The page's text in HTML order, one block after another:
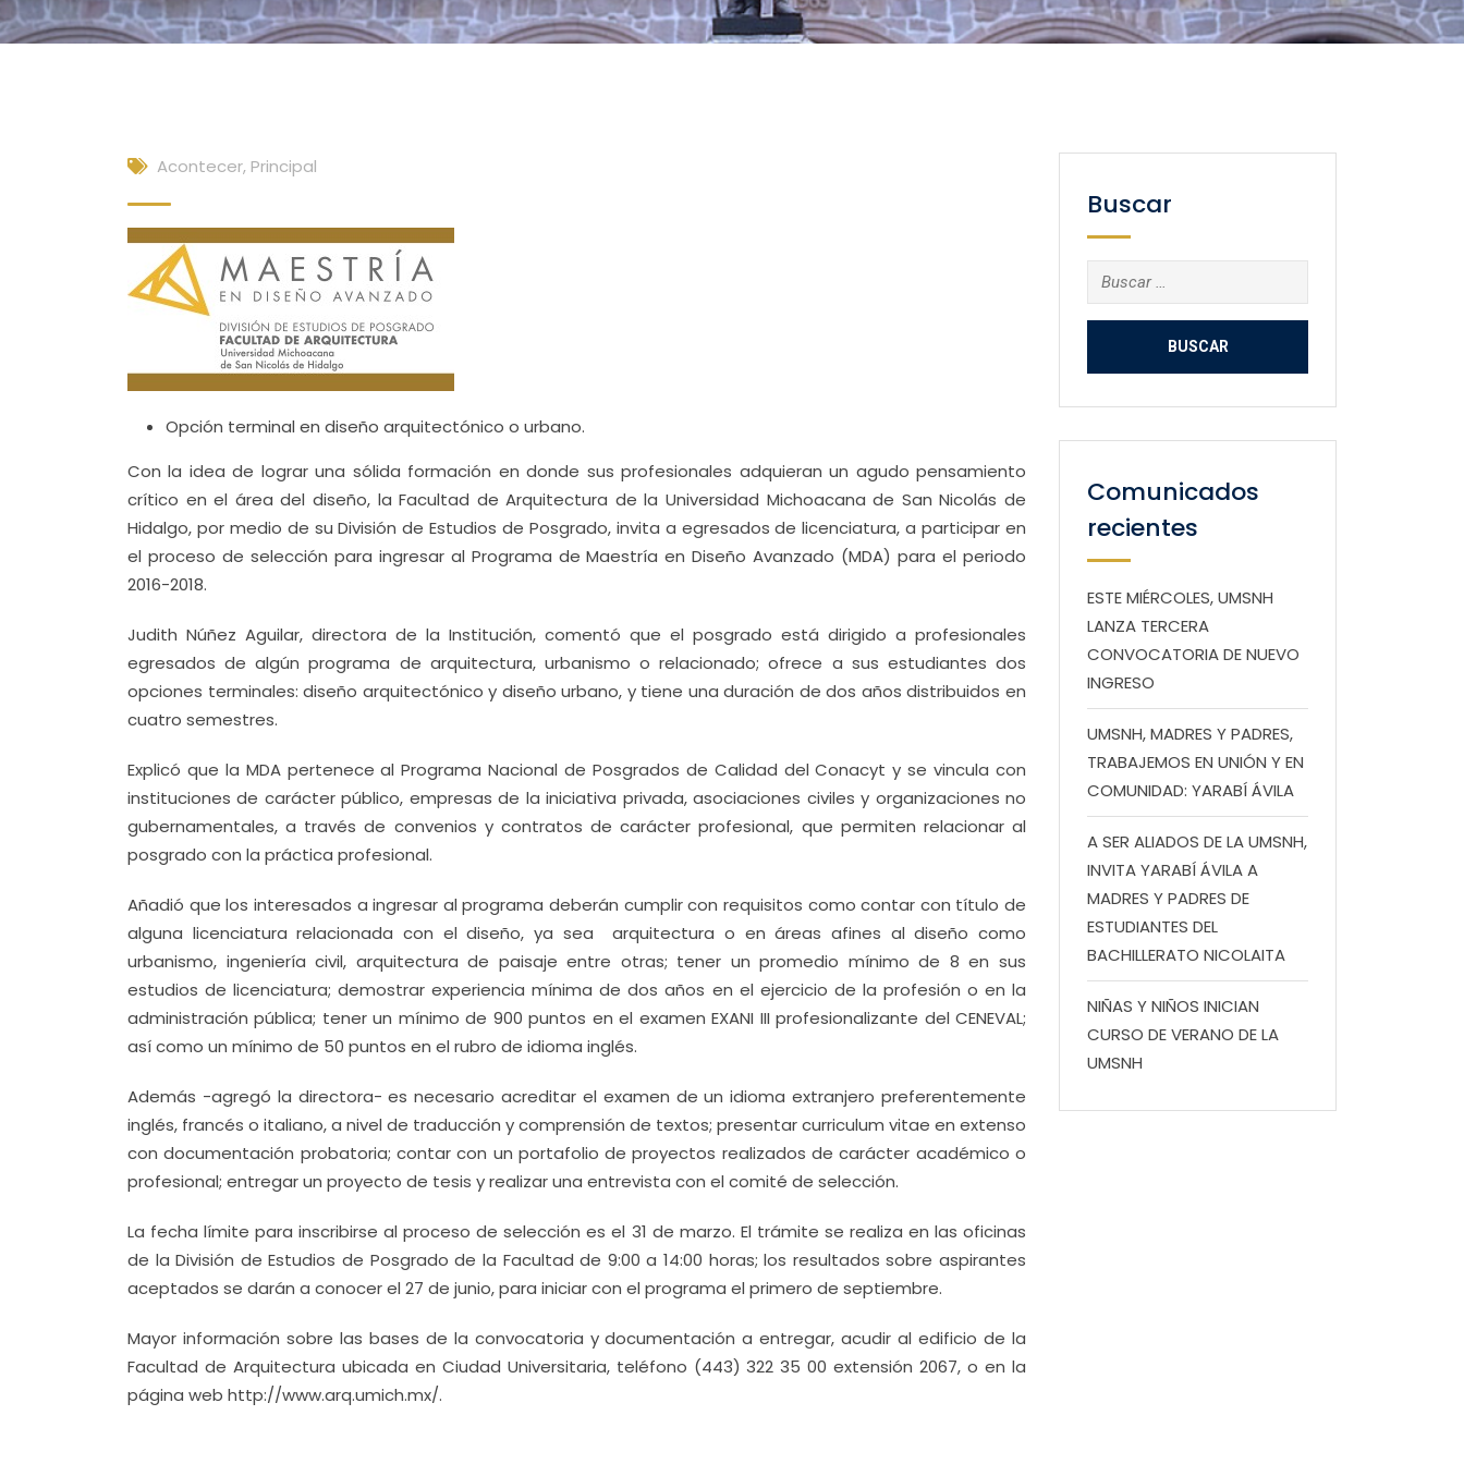
Acontecer, Principal
Opción terminal en diseño arquitectónico o urbano.
Con la idea de lograr una sólida formación en donde sus profesionales adquieran un agudo pensamiento
crítico en el área del diseño, la Facultad de Arquitectura de la Universidad Michoacana de San Nicolás de
Hidalgo, por medio de su División de Estudios de Posgrado, invita a egresados de licenciatura, a participar en
el proceso de selección para ingresar al Programa de Maestría en Diseño Avanzado (MDA) para el periodo
2016-2018.
Judith Núñez Aguilar, directora de la Institución, comentó que el posgrado está dirigido a profesionales
egresados de algún programa de arquitectura, urbanismo o relacionado; ofrece a sus estudiantes dos
opciones terminales: diseño arquitectónico y diseño urbano, y tiene una duración de dos años distribuidos en
cuatro semestres.
Explicó que la MDA pertenece al Programa Nacional de Posgrados de Calidad del Conacyt y se vincula con
instituciones de carácter público, empresas de la iniciativa privada, asociaciones civiles y organizaciones no
gubernamentales, a través de convenios y contratos de carácter profesional, que permiten relacionar al
posgrado con la práctica profesional.
Añadió que los interesados a ingresar al programa deberán cumplir con requisitos como contar con título de
alguna licenciatura relacionada con el diseño, ya sea arquitectura o en áreas afines al diseño como
urbanismo, ingeniería civil, arquitectura de paisaje entre otras; tener un promedio mínimo de 8 en sus
estudios de licenciatura; demostrar experiencia mínima de dos años en el ejercicio de la profesión o en la
administración pública; tener un mínimo de 900 puntos en el examen EXANI III profesionalizante del CENEVAL;
así como un mínimo de 50 puntos en el rubro de idioma inglés.
Además -agregó la directora- es necesario acreditar el examen de un idioma extranjero preferentemente
inglés, francés o italiano, a nivel de traducción y comprensión de textos; presentar curriculum vitae en extenso
con documentación probatoria; contar con un portafolio de proyectos realizados de carácter académico o
profesional; entregar un proyecto de tesis y realizar una entrevista con el comité de selección.
La fecha límite para inscribirse al proceso de selección es el 31 de marzo. El trámite se realiza en las oficinas
de la División de Estudios de Posgrado de la Facultad de 9:00 a 14:00 horas; los resultados sobre aspirantes
aceptados se darán a conocer el 27 de junio, para iniciar con el programa el primero de septiembre.
Mayor información sobre las bases de la convocatoria y documentación a entregar, acudir al edificio de la
Facultad de Arquitectura ubicada en Ciudad Universitaria, teléfono (443) 322 35 00 extensión 2067, o en la
página web http://www.arq.umich.mx/.
Buscar
Buscar:
Comunicados
recientes
ESTE MIÉRCOLES, UMSNH
LANZA TERCERA
CONVOCATORIA DE NUEVO
INGRESO
UMSNH, MADRES Y PADRES,
TRABAJEMOS EN UNIÓN Y EN
COMUNIDAD: YARABÍ ÁVILA
A SER ALIADOS DE LA UMSNH,
INVITA YARABÍ ÁVILA A
MADRES Y PADRES DE
ESTUDIANTES DEL
BACHILLERATO NICOLAITA
NIÑAS Y NIÑOS INICIAN
CURSO DE VERANO DE LA
UMSNH